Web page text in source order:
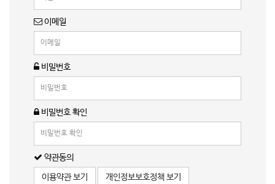
이메일
비밀번호
비밀번호 확인
약관동의
이용약관 보기
개인정보보호정책 보기